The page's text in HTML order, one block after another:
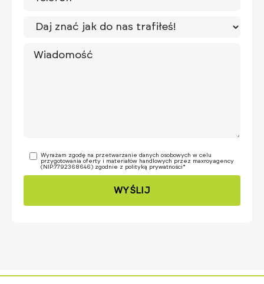
Wyrażam zgodę na przetwarzanie danych osobowych w celu
przygotowania oferty i materiałów handlowych przez maxroy.agency
(NIP:7792368646) zgodnie z polityką prywatności *